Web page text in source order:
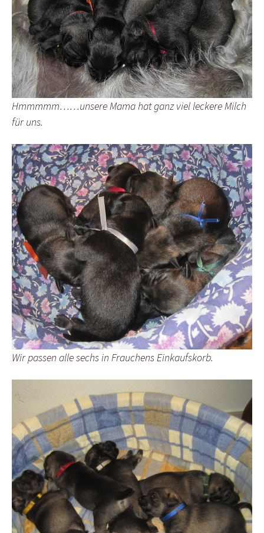
Hmmmmm……unsere Mama hat ganz viel leckere Milch
für uns.
Wir passen alle sechs in Frauchens Einkaufskorb.